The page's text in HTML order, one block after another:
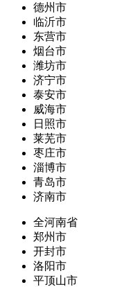
德州市
临沂市
东营市
烟台市
潍坊市
济宁市
泰安市
威海市
日照市
莱芜市
枣庄市
淄博市
青岛市
济南市
全河南省
郑州市
开封市
洛阳市
平顶山市